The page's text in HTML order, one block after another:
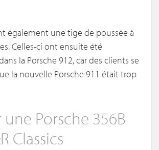
également une tige de poussée à
Celles-ci ont ensuite été
la Porsche 912, car des clients se
la nouvelle Porsche 911 était trop
Porsche 356B
Classics